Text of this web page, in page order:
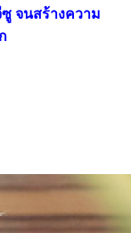
จนสร้างความ